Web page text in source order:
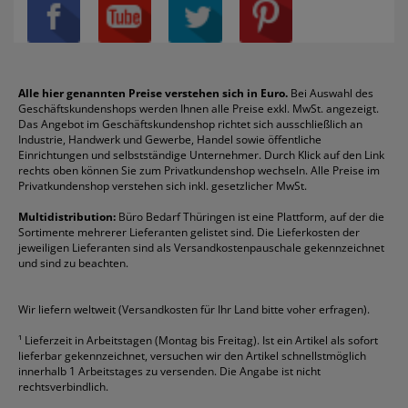
Privatsphäre-Einstellungen
Über uns
Reklamation / Retouren
Vertrag widerrufen (Privatkunden)
Rabatte & Aktionen
Blöcke
Boardmarker
Briefumschläge
Druckerpatronen
Etiketten
Fineliner
Folienschreiber
Formulare
Gelschreiber
Geschäftsbücher
Kaffee
Klebeband
Klemmmappen
Kopierpapier
Korrekturmittel
Kugelschreiber
Mappen
Ordner
Packband
Permanentmarker
Schnellhefter
Sichthüllen
Taschenrechner
Textmarker
Tintenroller
Tintenpatronen
Toilettenpapier
Toner
Versandmaterial
Versandtaschen
Canon
Durable
DYMO
Edding
Esselte
Faber-Castell
Fellowes
Franken
Fripa
HP
Läufer
Melitta
Pentel
Pelikan
Pilot
Pritt
Schneider
Stabilo
Staedtler
alle Marken anzeigen
Alle hier genannten Preise verstehen sich in Euro. Bei Auswahl des
Geschäftskundenshops werden Ihnen alle Preise exkl. MwSt. angezeigt.
Das Angebot im Geschäftskundenshop richtet sich ausschließlich an
Industrie, Handwerk und Gewerbe, Handel sowie öffentliche
Einrichtungen und selbstständige Unternehmer. Durch Klick auf den Link
rechts oben können Sie zum Privatkundenshop wechseln. Alle Preise im
Privatkundenshop verstehen sich inkl. gesetzlicher MwSt.
Multidistribution: Büro Bedarf Thüringen ist eine Plattform, auf der die
Sortimente mehrerer Lieferanten gelistet sind. Die Lieferkosten der
jeweiligen Lieferanten sind als Versandkostenpauschale gekennzeichnet
und sind zu beachten.
Wir liefern weltweit (Versandkosten für Ihr Land bitte voher erfragen).
¹ Lieferzeit in Arbeitstagen (Montag bis Freitag). Ist ein Artikel als sofort
lieferbar gekennzeichnet, versuchen wir den Artikel schnellstmöglich
innerhalb 1 Arbeitstages zu versenden. Die Angabe ist nicht
rechtsverbindlich.